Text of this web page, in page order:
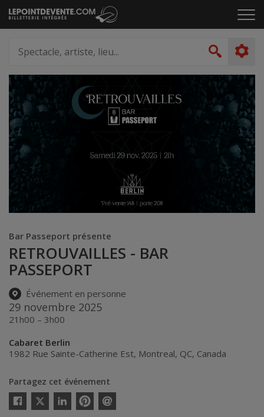
Passer
au
le
artiste,
lieu...
Bar Passeport présente
RETROUVAILLES - BAR
PASSEPORT
Événement en personne
29 novembre 2025
21h00 – 3h00
Cabaret Berlin
1982 Rue Sainte-Catherine Est, Montreal, QC, Canada
Partagez cet événement
Twitter